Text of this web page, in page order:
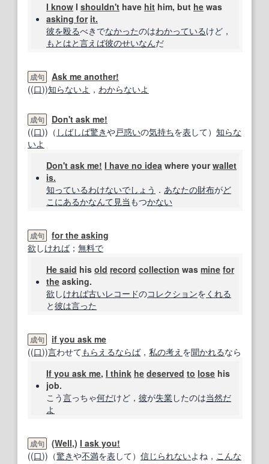
I know I shouldn't have hit him, but he was
asking for it.
彼を殴るべきでなかったのはわかっているけど，
もとはと言えば彼のせいなんだ
成句
Ask me another!
((口))知らないよ ， わからないよ
成句
Don't ask me!
((口))（ しばしば驚きや戸惑いの気持ちを表 して） 知らな
いよ
Don't ask me! I have no idea where yourwallet
is.
知っているわけないでしょう ． あなたの財布がど
こにあるかなんて 見当 もつかない
成句
for the asking
欲 しければ ； 無料で
He said his old record collection was mine for
the asking.
欲 しければ古いレコードのコレクションを くれる
と彼は言った
成句
if you ask me
((口))言わせてもらえるならば ， 私の考え を聞かれるなら
If you ask me, I think he deserved to lose his
job.
こう言っちゃ何だけど， 彼が失業したのは当然だ
よ
成句 (Well,) I ask you!
((口))（驚きや不満を表 して） 信じられないよね， こんな